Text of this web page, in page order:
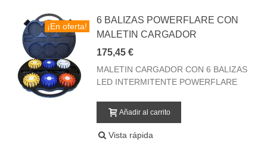
¡En oferta!
6 BALIZAS POWERFLARE CON
MALETIN CARGADOR
175,45 €
MALETIN CARGADOR CON 6 BALIZAS
LED INTERMITENTE POWERFLARE
Añadir al carrito
Vista rápida